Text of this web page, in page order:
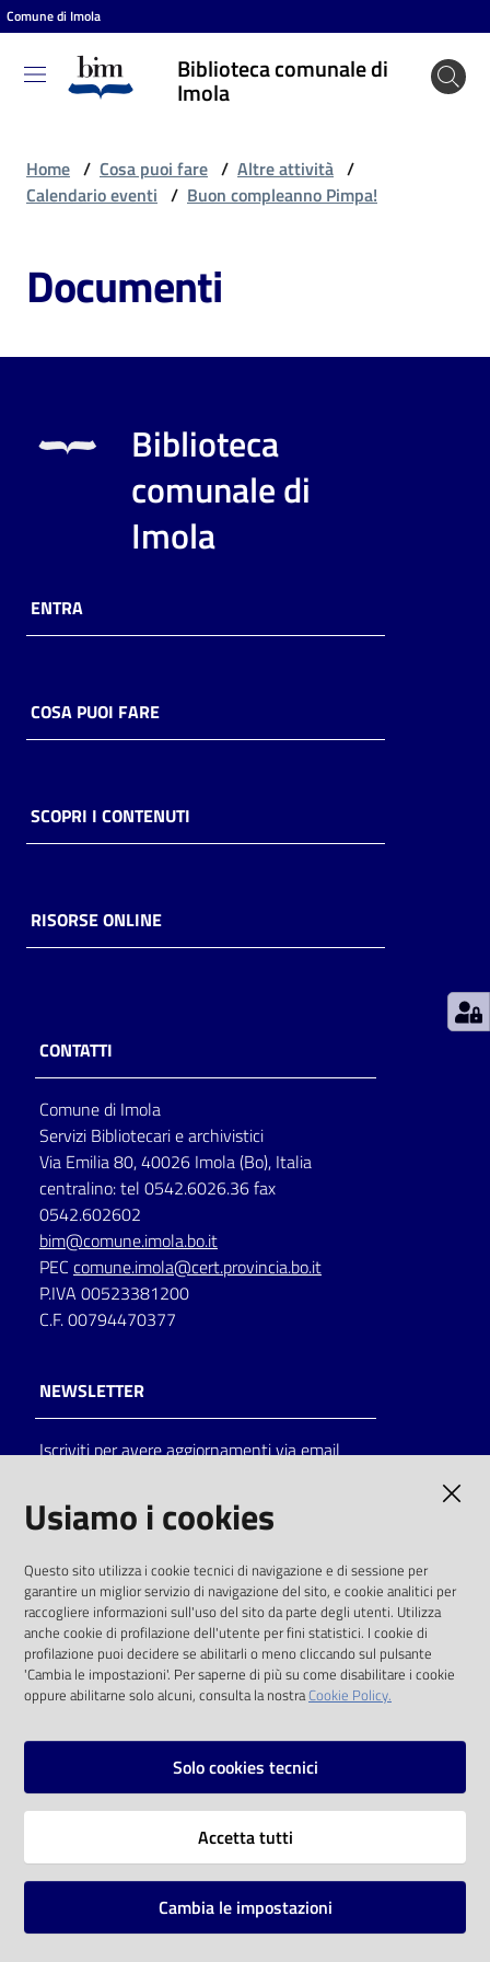
Vai al contenuto
Vai alla navigazione
Vai al footer
Comune di Imola
Biblioteca comunale di
Imola
Biblioteca
comunale
puoi
Risorse
online
Casa
Piani
storico
per
lettura
Seguici
su
Catalogo
on line
Eventi
Chiedi al
bibliotecario
Home / Cosa puoi fare / Altre attività /
Calendario eventi / Buon compleanno Pimpa!
Documenti
Biblioteca
comunale di
Imola
ENTRA
COSA PUOI FARE
SCOPRI I CONTENUTI
RISORSE ONLINE
CONTATTI
Comune di Imola
Servizi Bibliotecari e archivistici
Via Emilia 80, 40026 Imola (Bo), Italia
centralino: tel 0542.6026.36 fax
0542.602602
bim@comune.imola.bo.it
PEC comune.imola@cert.provincia.bo.it
P.IVA 00523381200
C.F. 00794470377
NEWSLETTER
Iscriviti per avere aggiornamenti via email
solo alle condizioni previste dalla direttiva
comunitaria 2003/98/CE e dal d.lgs. 36/2006
SOCIAL
Instagram
Vai alla pagina
Mappa del sito
Usiamo i cookies
Questo sito utilizza i cookie tecnici di navigazione e di sessione per
garantire un miglior servizio di navigazione del sito, e cookie analitici per
raccogliere informazioni sull'uso del sito da parte degli utenti. Utilizza
anche cookie di profilazione dell'utente per fini statistici. I cookie di
profilazione puoi decidere se abilitarli o meno cliccando sul pulsante
'Cambia le impostazioni'. Per saperne di più su come disabilitare i cookie
oppure abilitarne solo alcuni, consulta la nostraCookie Policy.
Solo cookies tecnici
Accetta tutti
Cambia le impostazioni